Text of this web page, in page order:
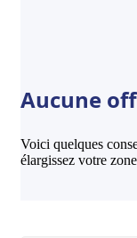
Aucune
Voici quelques
élargissez votre